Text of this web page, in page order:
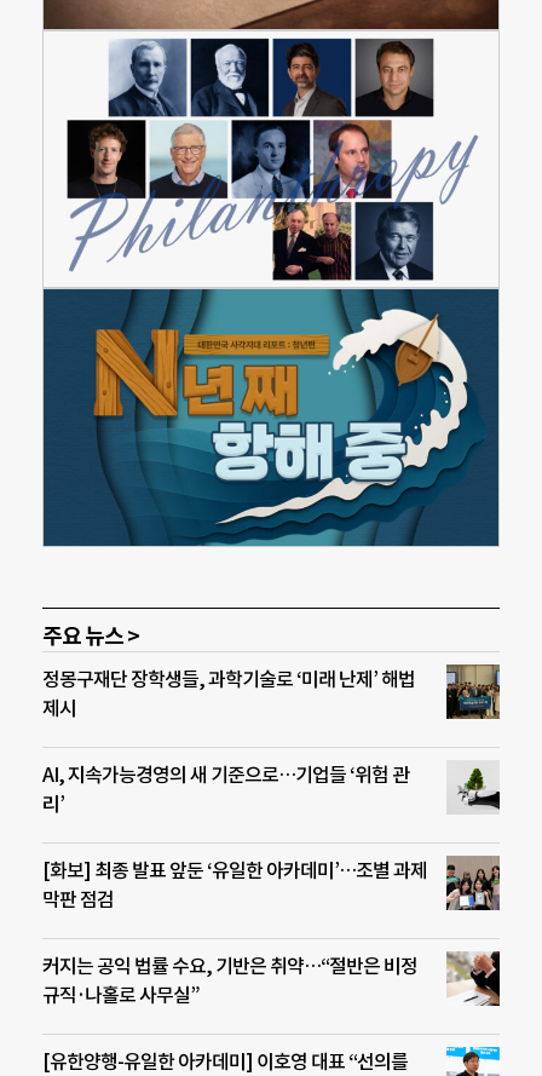
주요 뉴스 >
정몽구재단 장학생들, 과학기술로 ‘미래 난제’ 해법
제시
AI, 지속가능경영의 새 기준으로…기업들 ‘위험 관
리’
[화보] 최종 발표 앞둔 ‘유일한 아카데미’…조별 과제
막판 점검
커지는 공익 법률 수요, 기반은 취약…“절반은 비정
규직·나홀로 사무실”
[유한양행-유일한 아카데미] 이호영 대표 “선의를